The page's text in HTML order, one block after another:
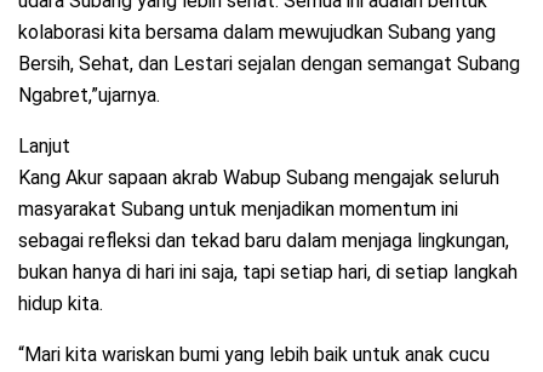
kolaborasi kita bersama dalam mewujudkan Subang yang
Bersih, Sehat, dan Lestari sejalan dengan semangat Subang
Ngabret,”ujarnya.
Lanjut
Kang Akur sapaan akrab Wabup Subang mengajak seluruh
masyarakat Subang untuk menjadikan momentum ini
sebagai refleksi dan tekad baru dalam menjaga lingkungan,
bukan hanya di hari ini saja, tapi setiap hari, di setiap langkah
hidup kita.
“Mari kita wariskan bumi yang lebih baik untuk anak cucu